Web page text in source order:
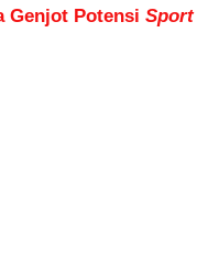
Genjot Potensi Sport